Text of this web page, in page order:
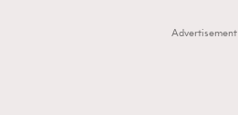
Advertisement